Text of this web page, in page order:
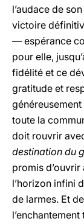
l’audace de
victoire
— espérance
pour elle,
fidélité et ce
gratitude et
toute la
doit rouvrir
destination du
promis d’ouvrir
l’horizon infini
de larmes. Et